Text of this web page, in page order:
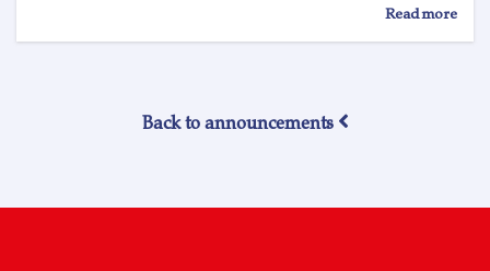
Read more
اعلان
Back to announcements